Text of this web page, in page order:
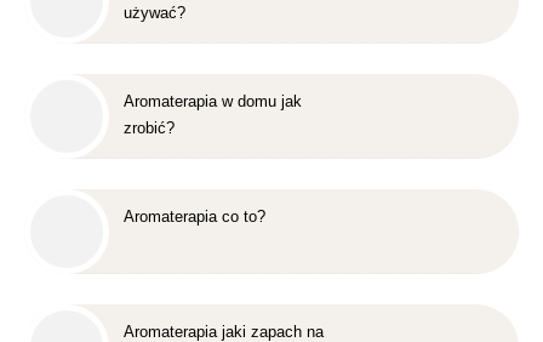
używać?
Aromaterapia w domu jak
zrobić?
Aromaterapia co to?
Aromaterapia jaki zapach na